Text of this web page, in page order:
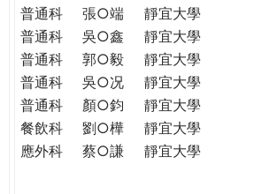
普通科
張○端 靜宜大學
普通科
吳○鑫 靜宜大學
普通科
郭○毅 靜宜大學
普通科
吳○况 靜宜大學
普通科
顏○鈞 靜宜大學
餐飲科
劉○樺 靜宜大學
應外科
蔡○謙 靜宜大學